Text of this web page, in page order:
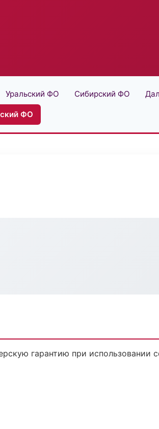
Уральский ФО Сибирский ФО
ФО
гарантию при использовании